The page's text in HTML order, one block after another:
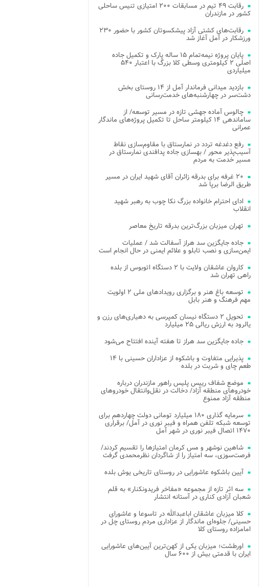
رقابت ۴۹ تیم در مسابقات ۲۰۰ امتیازی تنیس ساحلی
کشور در مازندران
رقابت‌های کشتی آزاد پیشکسوتان کشور با حضور ۲۳۰
ورزشکار در آمل آغاز شد
پایان پروژه نیمه‌تمام ۱۵ ساله پارک و تکمیل جاده
اصلی ۲ کیلومتری وسطی کلا بزرگ با اعتبار ۵۴۰
میلیاردی
بازدید میدانی فرماندار آمل از ۱۴ روستای بخش
دشت‌سر در چهارشنبه‌های خدمت‌رسانی
چالوس آماده جهشی تازه در مسیر توسعه/ از
ساماندهی ۱۴ کیلومتر ساحل تا تکمیل پروژه‌های ماندگار
عمرانی
رفع دغدغه تردد در نمارستاق با مقاوم‌سازی نقاط
آسیب‌پذیر محور / بهسازی جاده پدافندی نمارستاق در
مسیر خدمت به مردم
۲۰ غرفه برای بدرقه زائران آقای شهید ایران در مسیر
طریق الرضا برپا شد
ادای احترام خانواده بزرگ نکا چوب به رهبر شهید
انقلاب
تهران میزبان بزرگ‌ترین بدرقه تاریخ معاصر
جاده جایگزین سد هراز آسفالت شد / عملیات
ایمن‌سازی و نصب تابلو و علائم ایمنی در حال انجام است
کاروان عاشقان ولایت با ۲ دستگاه اتوبوس از بلده
راهی تهران شد
توسعه باغ هنر و برگزاری رویدادهای ملی ۲ اولویت
مهم فرهنگ و هنر بابل
تحویل ۲ دستگاه نیسان کمپرسی به دهیاری‌های رزن و
یالرود به ارزش ریالی ۲۵ میلیارد
جاده جایگزین سد هراز تا هفته آینده افتتاح می‌شود
پذیرایی متفاوت و باشکوه از عزاداران حسینی با ۱۴
طعم چای و شربت در بلده
موضع شفاف رییس پلیس راهور مازندران درباره
خودروهای منطقه آزاد/ دخالت در نقل‌وانتقال خودروهای
منطقه آزاد ممنوع
سرمایه گذاری ۱۸۰ میلیارد تومانی دولت چهاردهم برای
توسعه شبکه تلفن همراه و فیبر نوری در آمل/ برقراری
۱۴۷۰ اتصال فیبر نوری در شهر آمل
شاهین نوشهر و مس کرمان امتیازها را تقسیم کردند/
فرصت‌سوزی، سه امتیاز را از شاگردان نظرمحمدی گرفت
آیین باشکوه عاشورایی در روستای تاریخی یوش بلده
سه اثر تازه از مجموعه «مفاخر فریدونکنار» به قلم
شعبان آزادی کناری در آستانه انتشار
کلا میزبان عاشقان اباعبدالله در تاسوعا و عاشورای
حسینی/ جلوه‌ای ماندگار از عزاداری مردم روستای چل در
امامزاده روستای کلا
اورطشت؛ میزبان یکی از کهن‌ترین آیین‌های عاشورایی
ایران با قدمتی بیش از ۶۰۰ سال